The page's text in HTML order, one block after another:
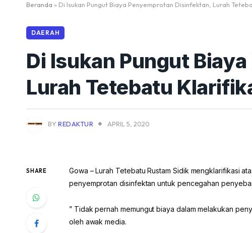
Beranda » Di Isukan Pungut Biaya Penyemprotan Disinfektan, Lurah
DAERAH
Di Isukan Pungut
Lurah Tetebatu
BY REDAKTUR APRIL 5, 2020
SHARE
Gowa – Lurah Tetebatu Rustam Sidik mengklarifikasi
penyemprotan disinfektan untuk pencegahan
” Tidak pernah memungut biaya dalam melakukan
oleh awak media.